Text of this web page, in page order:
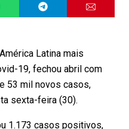
Latina mais
19, fechou abril com
53 mil novos casos,
sexta-feira (30).
1.173 casos positivos,